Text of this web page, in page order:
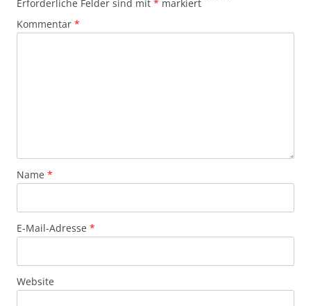
Erforderliche Felder sind mit * markiert
Kommentar *
Name *
E-Mail-Adresse *
Website